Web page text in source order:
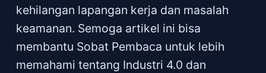
kehilangan lapangan kerja dan masalah
keamanan. Semoga artikel ini bisa
membantu Sobat Pembaca untuk lebih
memahami tentang Industri 4.0 dan